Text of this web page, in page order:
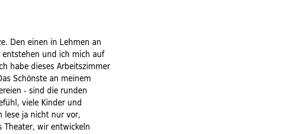
Den einen in Lehmen an
und ich mich auf
habe dieses Arbeitszimmer
Schönste an meinem
- sind die runden
viele Kinder und
lese ja nicht nur vor,
wir entwickeln